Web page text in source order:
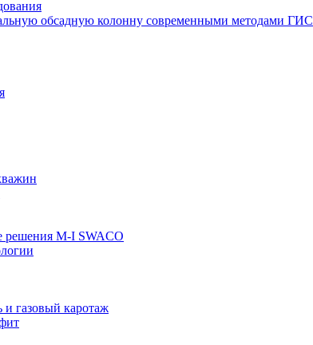
обсадную колонну современными методами ГИС
решения M-I SWACO
и газовый каротаж